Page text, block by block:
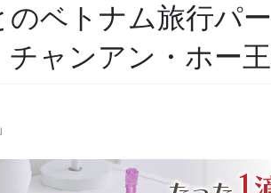
のベトナム旅行パ
チャンアン・ホー